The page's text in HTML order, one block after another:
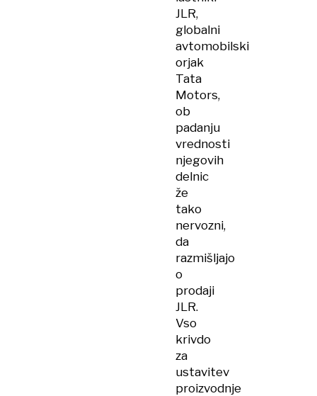
JLR,
globalni
avtomobilski
orjak
Tata
Motors,
ob
padanju
vrednosti
njegovih
delnic
že
tako
nervozni,
da
razmišljajo
o
prodaji
JLR.
Vso
krivdo
za
ustavitev
proizvodnje